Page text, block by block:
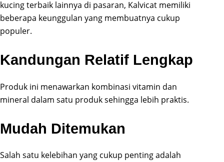
kucing terbaik lainnya di pasaran, Kalvicat memiliki
beberapa keunggulan yang membuatnya cukup
populer.
Kandungan Relatif Lengkap
Produk ini menawarkan kombinasi vitamin dan
mineral dalam satu produk sehingga lebih praktis.
Mudah Ditemukan
Salah satu kelebihan yang cukup penting adalah